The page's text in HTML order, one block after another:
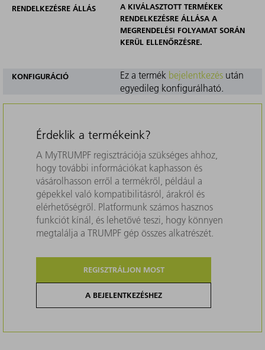
RENDELKEZÉSRE ÁLLÁS
A KIVÁLASZTOTT TERMÉKEK
RENDELKEZÉSRE ÁLLÁSA A
MEGRENDELÉSI FOLYAMAT SORÁN
KERÜL ELLENŐRZÉSRE.
KONFIGURÁCIÓ Ez a termék bejelentkezésután
egyedileg konfigurálható.
Érdeklik a termékeink?
A MyTRUMPF regisztrációja szükséges ahhoz,
hogy további információkat kaphasson és
vásárolhasson erről a termékről, például a
gépekkel való kompatibilitásról, árakról és
elérhetőségről. Platformunk számos hasznos
funkciót kínál, és lehetővé teszi, hogy könnyen
megtalálja a TRUMPF gép összes alkatrészét.
REGISZTRÁLJON MOST
A BEJELENTKEZÉSHEZ